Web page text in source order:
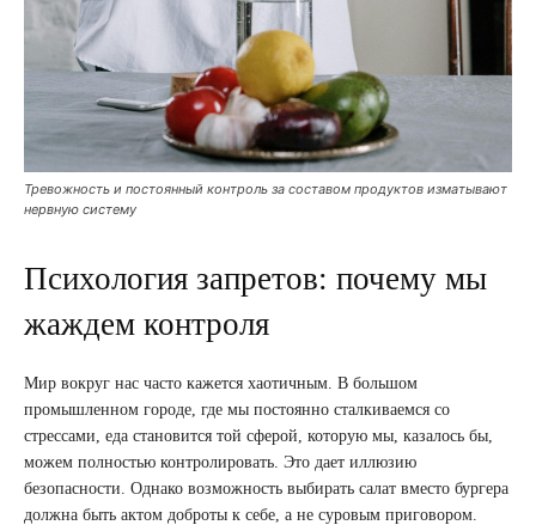
Тревожность и постоянный контроль за составом продуктов изматывают
нервную систему
Психология запретов: почему мы
жаждем контроля
Мир вокруг нас часто кажется хаотичным. В большом
промышленном городе, где мы постоянно сталкиваемся со
стрессами, еда становится той сферой, которую мы, казалось бы,
можем полностью контролировать. Это дает иллюзию
безопасности. Однако возможность выбирать салат вместо бургера
должна быть актом доброты к себе, а не суровым приговором.